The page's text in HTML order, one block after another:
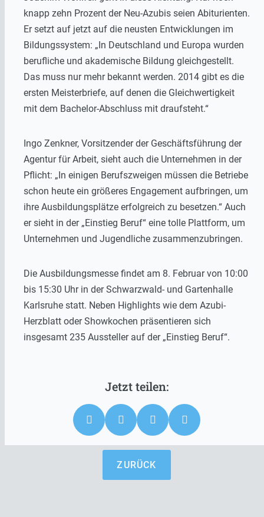
knapp zehn Prozent der Neu-Azubis seien Abiturienten.
Er setzt auf jetzt auf die neusten Entwicklungen im
Bildungssystem: „In Deutschland und Europa wurden
berufliche und akademische Bildung gleichgestellt.
Das muss nur mehr bekannt werden. 2014 gibt es die
ersten Meisterbriefe, auf denen die Gleichwertigkeit
mit dem Bachelor-Abschluss mit draufsteht.“
Ingo Zenkner, Vorsitzender der Geschäftsführung der
Agentur für Arbeit, sieht auch die Unternehmen in der
Pflicht: „In einigen Berufszweigen müssen die Betriebe
schon heute ein größeres Engagement aufbringen, um
ihre Ausbildungsplätze erfolgreich zu besetzen.“ Auch
er sieht in der „Einstieg Beruf“ eine tolle Plattform, um
Unternehmen und Jugendliche zusammenzubringen.
Die Ausbildungsmesse findet am 8. Februar von 10:00
bis 15:30 Uhr in der Schwarzwald- und Gartenhalle
Karlsruhe statt. Neben Highlights wie dem Azubi-
Herzblatt oder Showkochen präsentieren sich
insgesamt 235 Aussteller auf der „Einstieg Beruf“.
ZURÜCK